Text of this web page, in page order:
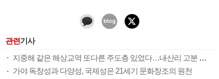
관련기사
지중해 같은 해상교역 또다른 주도층 있었다…내산리 고분 축조세력
가야 독창성과 다양성, 국제성은 21세기 문화창조의 원천